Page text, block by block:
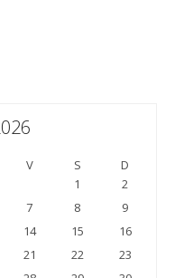
V S
D
1
2
7 8
9
14 15
16
21 22
23